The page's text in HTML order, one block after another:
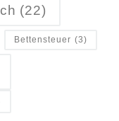
(22)
Bettensteuer (3)